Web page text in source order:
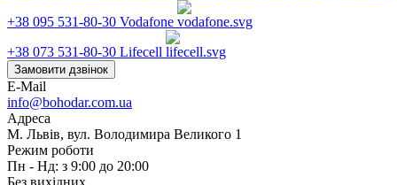
+38 095 531-80-30 Vodafone
+38 073 531-80-30 Lifecell
Замовити дзвінок
E-Mail
info@bohodar.com.ua
Адреса
М. Львів, вул. Володимира Великого 1
Режим роботи
Пн - Нд: з 9:00 до 20:00
Без вихідних